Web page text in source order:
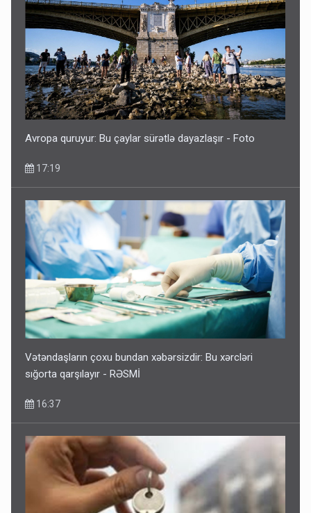
Avropa quruyur: Bu çaylar sürətlə dayazlaşır - Foto
17:19
Vətəndaşların çoxu bundan xəbərsizdir: Bu xərcləri
sığorta qarşılayır - RƏSMİ
16:37